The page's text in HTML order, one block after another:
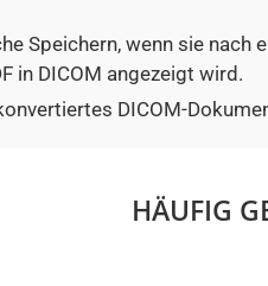
Speichern, wenn sie nach
in DICOM angezeigt wird.
DICOM-
HÄUFIG